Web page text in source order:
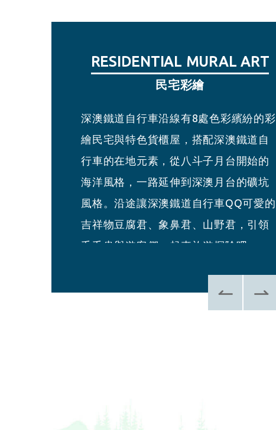
RESIDENTIAL MURAL ART
民宅彩繪
深澳鐵道自行車沿線有8處色彩繽紛的彩
繪民宅與特色貨櫃屋，搭配深澳鐵道自
行車的在地元素，從八斗子月台開始的
海洋風格，一路延伸到深澳月台的礦坑
風格。沿途讓深澳鐵道自行車QQ可愛的
吉祥物豆腐君、象鼻君、山野君，引領
毛毛蟲與遊客們一起來旅遊探險吧。
SHEN’AO GIFT SHOP
深澳小賣所
小賣所將過去建基煤礦坑之特色與深澳
鐵道自行車吉祥物豆腐君、象鼻君、山
野君結合，設計活潑逗趣的淘金挖礦情
景。小賣所販售飲料、點心與文創紀念
品等服務。
SHEN’AO STATION
深澳月台
此處為建基煤礦舊址，月台提供現場購
票、網路購票報到與搭乘服務。
BADOUZI STATION
八斗子月台
臨近八斗子火車站，月台提供現場購
票、網路購票報到與搭乘服務。